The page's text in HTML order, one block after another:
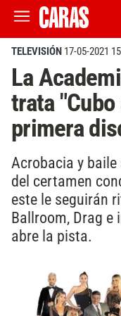
TELEVISIÓN 17-05-2021
La
trata
primera
Acrobacia y
del certamen
este le seguirán
Ballroom, Drag
abre la pista.